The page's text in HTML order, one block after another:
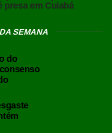
presa em Cuiabá
SEMANA
do